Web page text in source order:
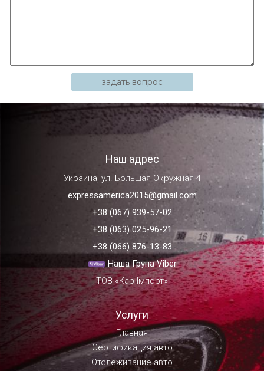
задать вопрос
Наш адрес
Украина, ул. Большая Окружная 4
expressamerica2015@gmail.com
+38 (067) 939-57-02
+38 (063) 025-96-21
+38 (066) 876-13-83
Наша Група Viber
ТОВ «Кар Імпорт»
Услуги
Главная
Сертификация авто
Отслеживание авто